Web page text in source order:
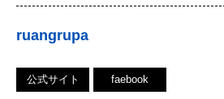
ruangrupa
公式サイト faebook